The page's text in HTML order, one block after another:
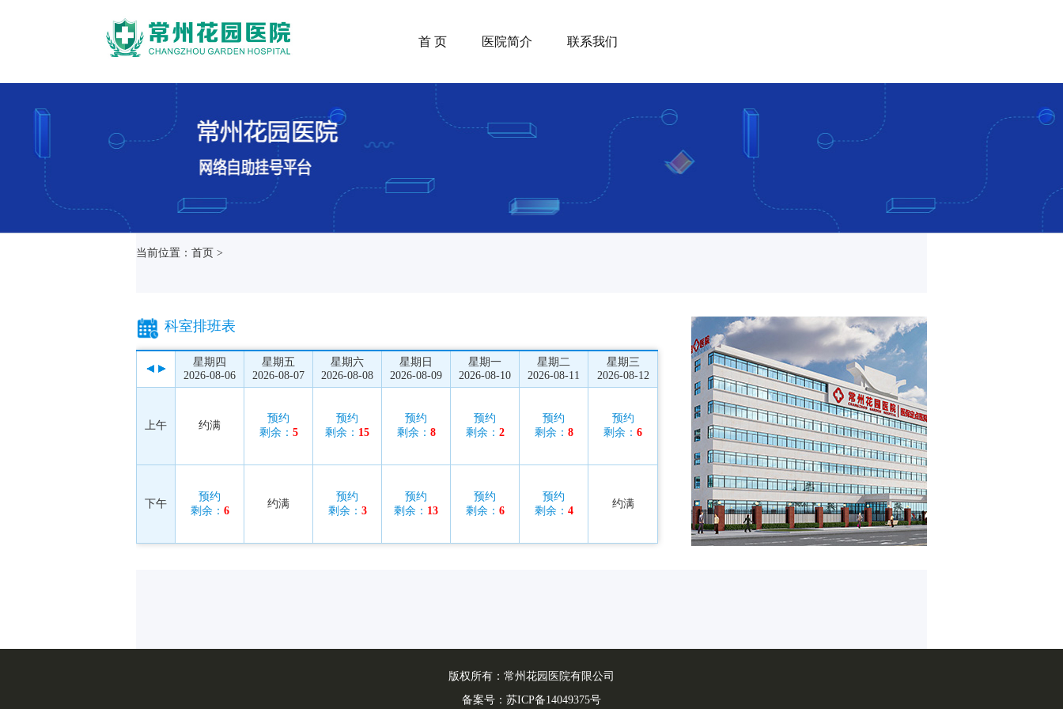
首 页 医院简介 联系我们
当前位置：首页 >
科室排班表
星期四
2026-08-06
星期五
2026-08-07
星期六
2026-08-08
星期日
2026-08-09
星期一
2026-08-10
星期二
2026-08-11
星期三
2026-08-12
上午 约满
预约
剩余： 5
预约
剩余： 15
预约
剩余： 8
预约
剩余： 2
预约
剩余： 8
预约
剩余： 6
下午
预约
剩余： 6
约满
预约
剩余： 3
预约
剩余： 13
预约
剩余： 6
预约
剩余： 4
约满
版权所有：常州花园医院有限公司
备案号： 苏ICP备14049375号